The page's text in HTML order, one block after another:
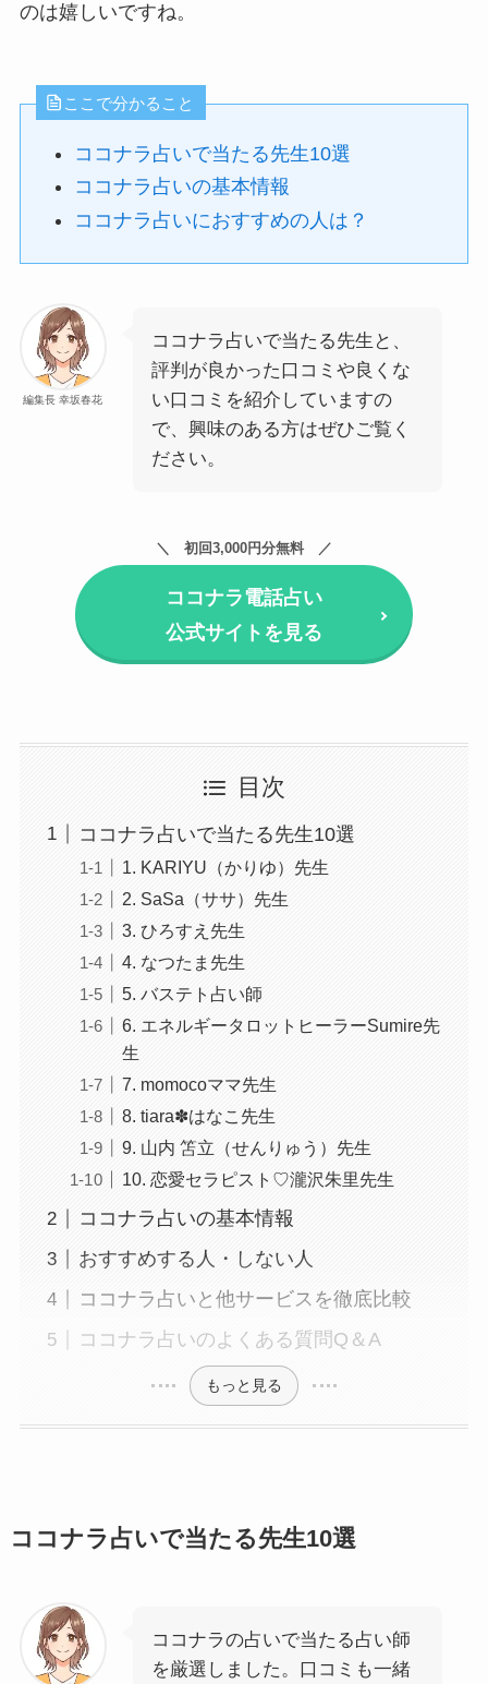
のは嬉しいですね。
ここで分かること
ココナラ占いで当たる先生10選
ココナラ占いの基本情報
ココナラ占いにおすすめの人は？
編集長 幸坂春花
ココナラ占いで当たる先生と、
評判が良かった口コミや良くな
い口コミを紹介していますの
で、興味のある方はぜひご覧く
ださい。
初回3,000円分無料
ココナラ電話占い
公式サイトを見る
目次
ココナラ占いで当たる先生10選
1. KARIYU（かりゆ）先生
2. SaSa（ササ）先生
3. ひろすえ先生
4. なつたま先生
5. バステト占い師
6. エネルギータロットヒーラーSumire先
生
7. momocoママ先生
8. tiara✽はなこ先生
9. 山内 笘立（せんりゅう）先生
10. 恋愛セラピスト♡瀧沢朱里先生
ココナラ占いの基本情報
おすすめする人・しない人
ココナラ占いと他サービスを徹底比較
ココナラ占いのよくある質問Q＆A
もっと見る
ココナラ占いで当たる先生10選
ココナラの占いで当たる占い師
を厳選しました。口コミも一緒